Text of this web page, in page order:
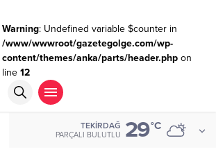
Warning: Undefined variable $counter in
/www/wwwroot/gazetegolge.com/wp-
content/themes/anka/parts/header.phpon
line 12
TEKIRDAĞ
PARÇALI BULUTLU 29°C